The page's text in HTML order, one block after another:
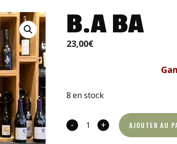
B.A BA
23,00€
8 en stock
-
quantité+ AJOUTER AU